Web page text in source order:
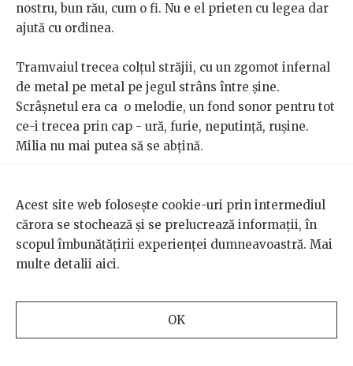
nostru, bun rău, cum o fi. Nu e el prieten cu legea dar
ajută cu ordinea.
Tramvaiul trecea colțul străjii, cu un zgomot infernal
de metal pe metal pe jegul strâns între șine.
Scrâșnetul era ca o melodie, un fond sonor pentru tot
ce-i trecea prin cap - ură, furie, neputință, rușine.
Milia nu mai putea să se abțină.
așaarchis (*șefu')?
Zâmbetul se evaporă brusc de pe buzele
subcomisarului Burduja și pentru o secundă Milia
purta sub masca de ironie și dezamăgire. Apoi, la fel
de brusc masca reveni. Burduja îi mormăi din vârful
buzelor.
Acest site web folosește cookie-uri prin intermediul
cărora se stochează și se prelucrează informații, în
scopul îmbunătățirii experienței dumneavoastră. Mai
multe detalii aici.
OK